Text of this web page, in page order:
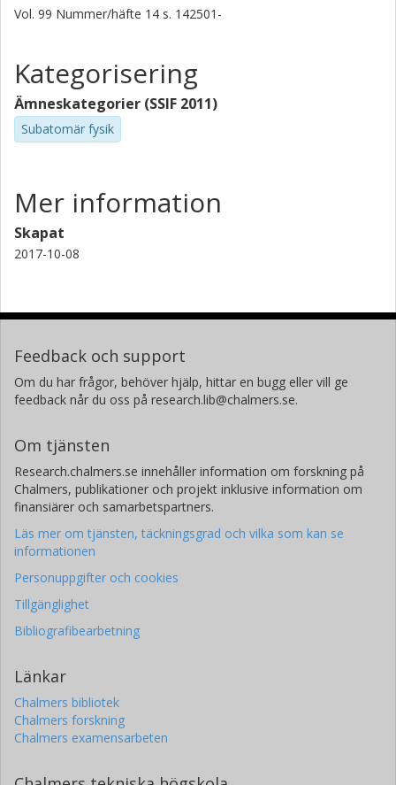
P. Delahaye
J. Eberth
A. Ekstrom
D. V. Fedorov
V. N. Fedosseev
S. Franchoo
R. Gernhauser
G. Georgiev
K. Heyde
G. Huber
M. Huyse
F. Ibrahim
O. Ivanov
J. Iwanicki
J. Jolie
O. Kester
Vol. 99 Nummer/häfte 14 s. 142501-
Kategorisering
Ämneskategorier (SSIF 2011)
Subatomär fysik
Mer information
Skapat
2017-10-08
Feedback och support
Om du har frågor, behöver hjälp, hittar en bugg eller vill ge
feedback når du oss på research.lib@chalmers.se.
Om tjänsten
Research.chalmers.se innehåller information om forskning på
Chalmers, publikationer och projekt inklusive information om
finansiärer och samarbetspartners.
Läs mer om tjänsten, täckningsgrad och vilka som kan se
informationen
Personuppgifter och cookies
Tillgänglighet
Bibliografibearbetning
Länkar
Chalmers bibliotek
Chalmers forskning
Chalmers examensarbeten